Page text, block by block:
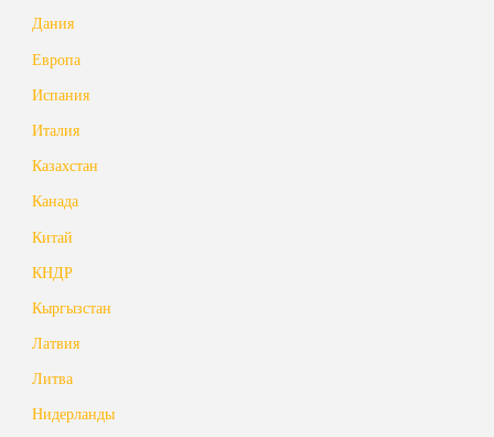
Дания
Европа
Испания
Италия
Казахстан
Канада
Китай
КНДР
Кыргызстан
Латвия
Литва
Нидерланды